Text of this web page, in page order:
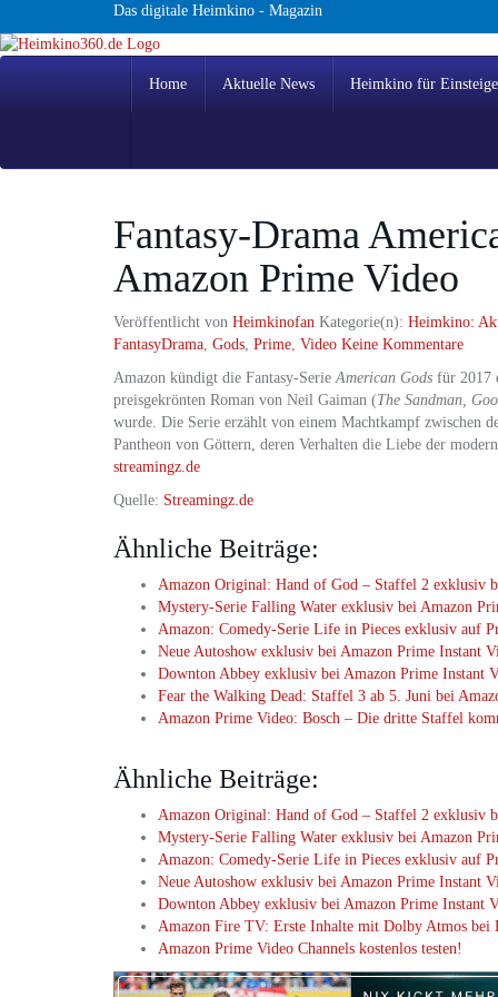
to
main
Das digitale Heimkino - Magazin
Home Aktuelle News Heimkino für
Fantasy-Drama
Amazon Prime Video
Veröffentlicht von Heimkinofan Kategorie(n): Heimkino:
FantasyDrama, Gods, Prime, Video Keine Kommentare
Amazon kündigt die Fantasy-SerieAmerican Gods für 2017
preisgekrönten Roman von Neil Gaiman (The Sandman,
wurde. Die Serie erzählt von einem Machtkampf zwischen
Pantheon von Göttern, deren Verhalten die Liebe der
streamingz.de
Quelle: Streamingz.de
Ähnliche Beiträge:
Amazon Original: Hand of God – Staffel 2 exklusiv
Mystery-Serie Falling Water exklusiv bei Amazon
Amazon: Comedy-Serie Life in Pieces exklusiv auf
Neue Autoshow exklusiv bei Amazon Prime Instant
Downton Abbey exklusiv bei Amazon Prime Instant
Fear the Walking Dead: Staffel 3 ab 5. Juni bei
Amazon Prime Video: Bosch – Die dritte Staffel
án
software
defined
radio
nghiên
software
defined
software
được
Ähnliche Beiträge:
Amazon Original: Hand of God – Staffel 2 exklusiv
Mystery-Serie Falling Water exklusiv bei Amazon
Amazon: Comedy-Serie Life in Pieces exklusiv auf
Neue Autoshow exklusiv bei Amazon Prime Instant
Downton Abbey exklusiv bei Amazon Prime Instant
Amazon Fire TV: Erste Inhalte mit Dolby Atmos bei
Amazon Prime Video Channels kostenlos testen!